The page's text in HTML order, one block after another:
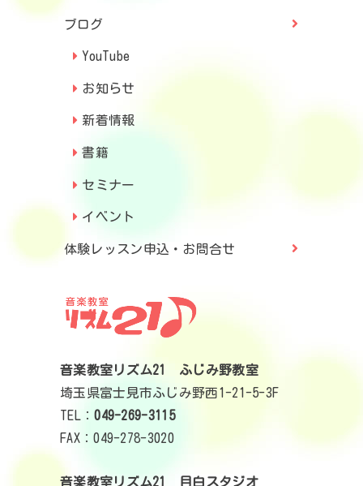
ブログ
YouTube
お知らせ
新着情報
書籍
セミナー
イベント
体験レッスン申込・お問合せ
音楽教室リズム21 ふじみ野教室
埼玉県富士見市ふじみ野西1-21-5-3F
TEL：049-269-3115
FAX：049-278-3020
音楽教室リズム21 目白スタジオ